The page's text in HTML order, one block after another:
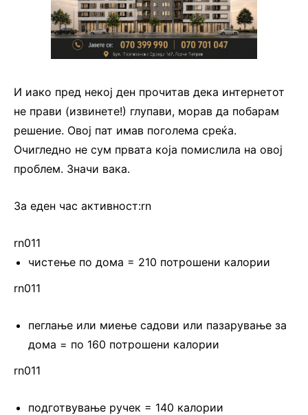
И иако пред некој ден прочитав дека интернетот
не прави (извинете!) глупави, морав да побарам
решение. Овој пат имав поголема среќа.
Очигледно не сум првата која помислила на овој
проблем. Значи вака.
За еден час активност:rn
rn011
чистење по дома = 210 потрошени калории
rn011
пеглање или миење садови или пазарување за
дома = по 160 потрошени калории
rn011
подготвување ручек = 140 калории